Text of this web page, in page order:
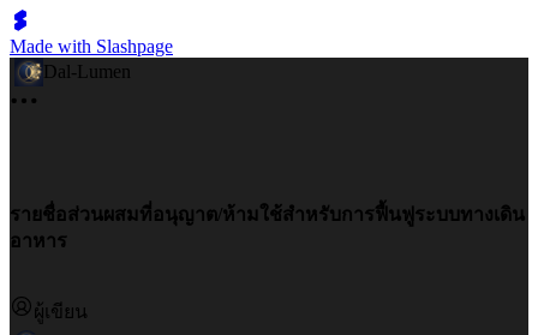
Made with Slashpage
Dal-Lumen
รายชื่อส่วนผสมที่อนุญาต/ห้ามใช้สำหรับการฟื้นฟูระบบทางเดิน
อาหาร
ผู้เขียน